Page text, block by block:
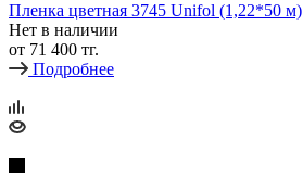
Пленка цветная 3745 Unifol (1,22*50 м)
Нет в наличии
от 71 400 тг.
Подробнее